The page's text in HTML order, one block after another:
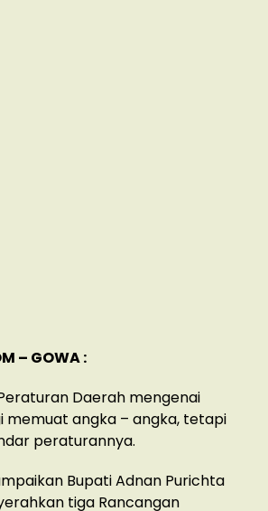
– GOWA :
Daerah mengenai
memuat angka – angka, tetapi
peraturannya.
Bupati Adnan Purichta
tiga Rancangan